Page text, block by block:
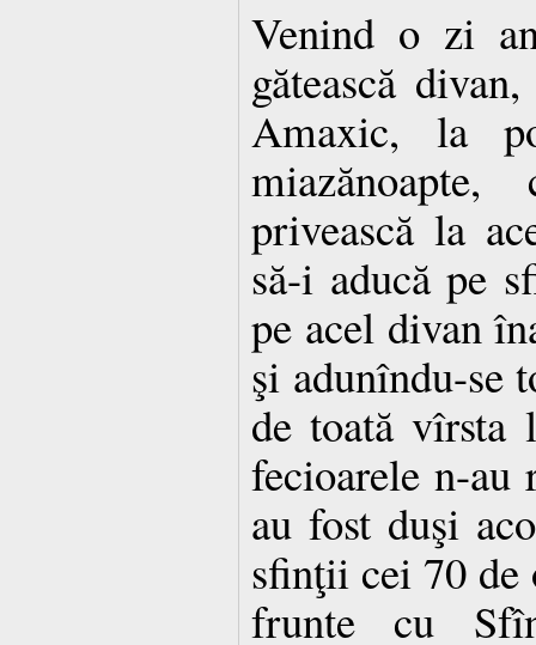
Venind o zi
gătească
Amaxic, la
privească la
să-i aducă pe
pe acel divan
şi adunîndu-se
de toată
fecioarele n-au
au fost duşi
sfinţii cei 70
frunte cu